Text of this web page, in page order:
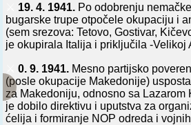
19. 4. 1941. Po odobrenju
bugarske trupe otpočele okupaciju i
(sem srezova: Tetovo, Gostivar,
je okupirala Italija i priključila -Velikoj
0. 9. 1941. Mesno partijsko
(posle okupacije Makedonije)
za Makedoniju, odnosno sa Lazarom
je dobilo direktivu i uputstva za
ćelija i formiranje NOP odreda i